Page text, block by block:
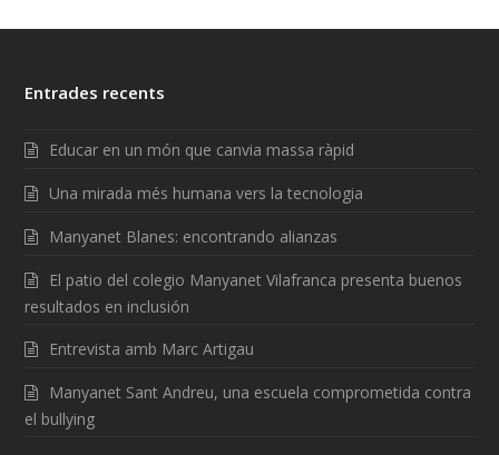
Entrades recents
Educar en un món que canvia massa ràpid
Una mirada més humana vers la tecnologia
Manyanet Blanes: encontrando alianzas
El patio del colegio Manyanet Vilafranca presenta buenos
resultados en inclusión
Entrevista amb Marc Artigau
Manyanet Sant Andreu, una escuela comprometida contra
el bullying